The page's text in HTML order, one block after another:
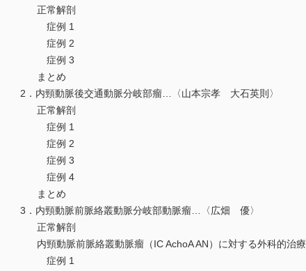
正常解剖
症例 1
症例 2
症例 3
まとめ
2．内頸動脈後交通動脈分岐部瘤…〈山本宗孝 大石英則〉
正常解剖
症例 1
症例 2
症例 3
症例 4
まとめ
3．内頸動脈前脈絡叢動脈分岐部動脈瘤…〈広畑 優〉
正常解剖
内頸動脈前脈絡叢動脈瘤（IC AchoA AN）に対する外科的治療
症例 1